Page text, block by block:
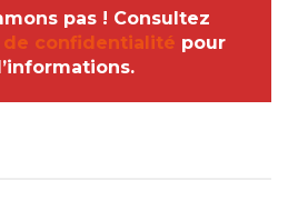
pas ! Consultez
confidentialité pour